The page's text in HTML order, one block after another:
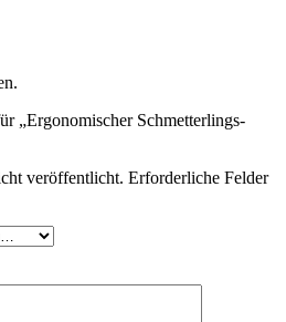
„Ergonomischer Schmetterlings-
veröffentlicht. Erforderliche Felder